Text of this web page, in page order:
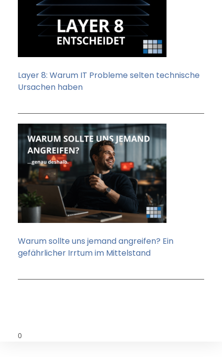
Layer 8: Warum IT Probleme selten technische
Ursachen haben
Warum sollte uns jemand angreifen? Ein
gefährlicher Irrtum im Mittelstand